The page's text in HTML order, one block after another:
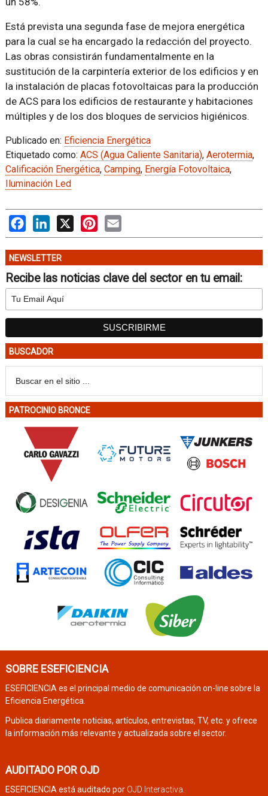
Está prevista una segunda fase de mejora energética
para la cual se ha encargado la redacción del proyecto.
Las obras consistirán fundamentalmente en la
sustitución de la carpintería exterior de los edificios y en
la instalación de placas fotovoltaicas para la producción
de ACS para los edificios de restaurante y habitaciones
múltiples y de los dos bloques de servicios higiénicos.
Publicado en: Eficiencia Energética
Etiquetado como: ACS (Agua Caliente Sanitaria), Aerotermia,
Calificación Energética, Camping, Energía Fotovoltaica,
Iluminación Led
FacebookLinkedIn
X PinterestEmail
NEWSLETTER
Recibe las noticias clave del sector en tu email:
BUSCADOR
PATROCINIO BRONCE
SOBRE ESEFICIENCIA
ESEFICIENCIA es el principal medio de comunicación on-line sobre la
Eficiencia Energética.
Publica diariamente noticias, artículos, entrevistas, TV, etc. y ofrece
la información más relevante y actualizada sobre el sector.
AUDITADO POR OJD
ESEFICIENCIA está auditado por OJD Interactiva